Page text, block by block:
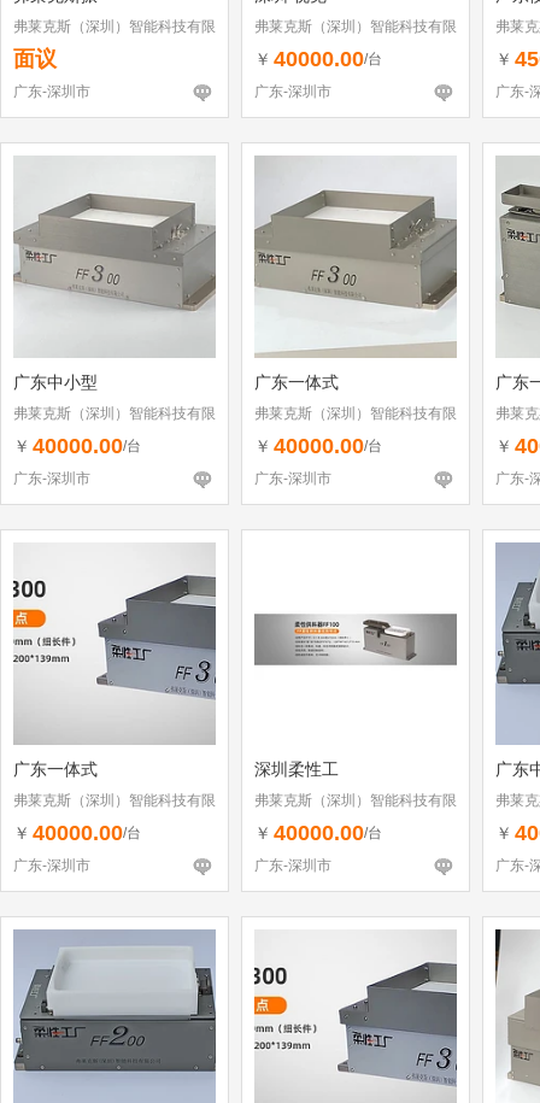
弗莱克斯（深圳）智能科技有限
公司
面议
广东-深圳市
弗莱克斯（深圳）智能科技有限
公司
￥ 40000.00/台
广东-深圳市
弗莱
公司
￥
广东-
广东中小型
弗莱克斯（深圳）智能科技有限
公司
￥ 40000.00/台
广东-深圳市
广东一体式
弗莱克斯（深圳）智能科技有限
公司
￥ 40000.00/台
广东-深圳市
广东
弗莱
公司
￥
广东-
广东一体式
弗莱克斯（深圳）智能科技有限
公司
￥ 40000.00/台
广东-深圳市
深圳柔性工
弗莱克斯（深圳）智能科技有限
公司
￥ 40000.00/台
广东-深圳市
广东
弗莱
公司
￥
广东-